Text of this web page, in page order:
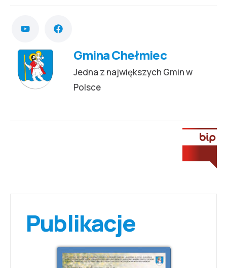
Gmina Chełmiec
Jedna z największych Gmin w
Polsce
Publikacje